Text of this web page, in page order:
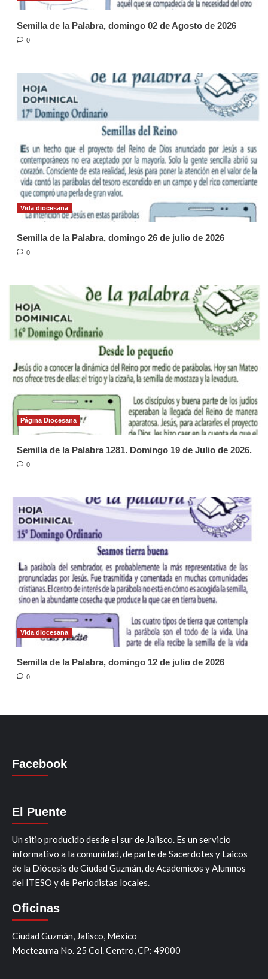
Semilla de la Palabra, domingo 02 de Agosto de 2026
0
Vida diocesana
Semilla de la Palabra, domingo 26 de julio de 2026
0
Página Diocesana
Semilla de la Palabra 1281. Domingo 19 de Julio de 2026.
0
Vida diocesana
Semilla de la Palabra, domingo 12 de julio de 2026
0
Facebook
El Puente
Un sitio producido desde el sur de Jalisco. Es un servicio
informativo a la comunidad, de parte de Sacerdotes y Laicos
de la Diócesis de Ciudad Guzmán, de Academicos y Alumnos
del ITESO y de Periodistas locales.
Oficinas
Ciudad Guzmán, Jalisco, México
Moctezuma No. 25 Col. Centro, CP: 49000